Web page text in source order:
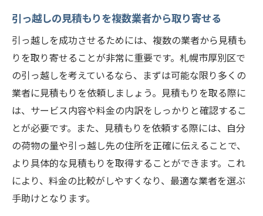
ヒント
地域の交通事情を把握して引っ越しを効率
引っ越し業者とのコミュニケーションの取
り方
荷物の整理整頓で引っ越しをスムーズに
引っ越し当日のトラブル回避のポイント
引っ越し後の手続きと新生活の始め方
厚別区でお得に引っ越しするための業者選定ポ
イント
引っ越しの見積もりを複数業者から取り寄せる
引っ越しを成功させるためには、複数の業者から見積も
りを取り寄せることが非常に重要です。札幌市厚別区で
の引っ越しを考えているなら、まずは可能な限り多くの
業者に見積もりを依頼しましょう。見積もりを取る際に
は、サービス内容や料金の内訳をしっかりと確認するこ
とが必要です。また、見積もりを依頼する際には、自分
の荷物の量や引っ越し先の住所を正確に伝えることで、
より具体的な見積もりを取得することができます。これ
により、料金の比較がしやすくなり、最適な業者を選ぶ
手助けとなります。